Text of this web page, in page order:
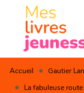
MENU
PIED DE PAGE
Accueil • Gautier
• La fabuleuse